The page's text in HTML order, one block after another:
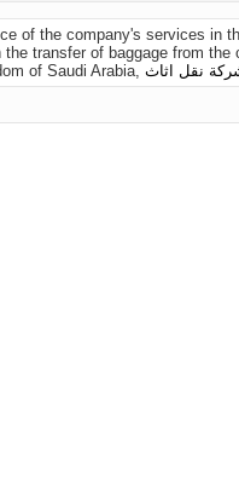
of the company's services in
the transfer of baggage from
of Saudi Arabia, نقل اثاث